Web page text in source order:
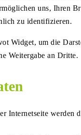
uns, Ihren
zu identifizieren.
Widget, um die
Weitergabe an Dritte.
Internetseite werden